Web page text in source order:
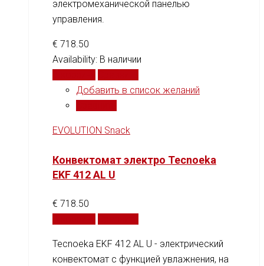
электромеханической панелью
управления.
€ 718.50
Availability: В наличии
Добавить в список желаний
EVOLUTION Snack
Конвектомат электро Tecnoeka
EKF 412 AL U
€ 718.50
Tecnoeka EKF 412 AL U - электрический
конвектомат с функцией увлажнения, на